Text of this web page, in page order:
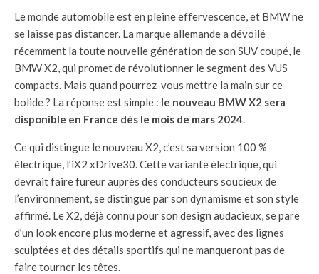
Le monde automobile est en pleine effervescence, et BMW ne
se laisse pas distancer. La marque allemande a dévoilé
récemment la toute nouvelle génération de son SUV coupé, le
BMW X2, qui promet de révolutionner le segment des VUS
compacts. Mais quand pourrez-vous mettre la main sur ce
bolide ? La réponse est simple : le nouveau BMW X2 sera
disponible en France dès le mois de mars 2024.
Ce qui distingue le nouveau X2, c’est sa version 100 %
électrique, l’iX2 xDrive30. Cette variante électrique, qui
devrait faire fureur auprès des conducteurs soucieux de
l’environnement, se distingue par son dynamisme et son style
affirmé. Le X2, déjà connu pour son design audacieux, se pare
d’un look encore plus moderne et agressif, avec des lignes
sculptées et des détails sportifs qui ne manqueront pas de
faire tourner les têtes.